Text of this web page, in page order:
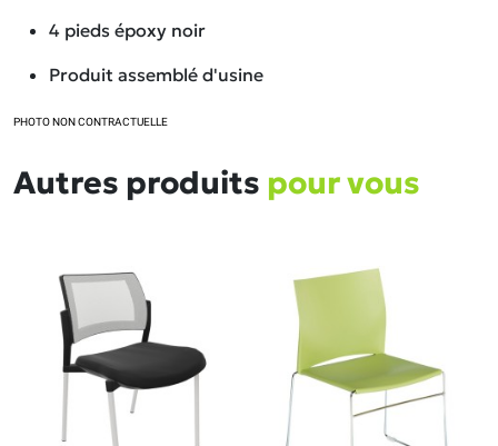
4 pieds époxy noir
Produit assemblé d'usine
PHOTO NON CONTRACTUELLE
Autres produits pour vous